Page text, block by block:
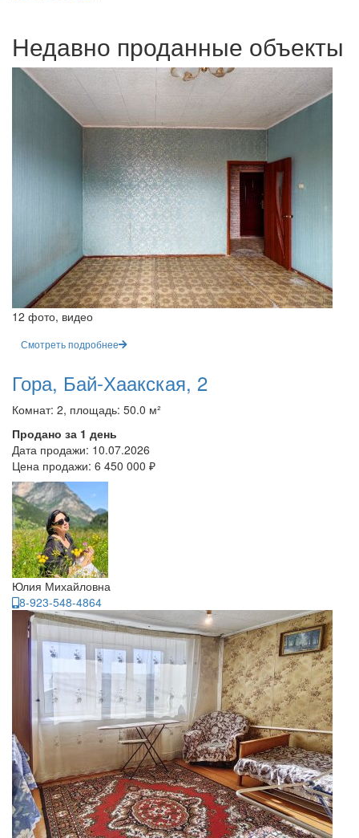
Недавно проданные объекты
12 фото, видео
Смотреть подробнее
Гора, Бай-Хаакская, 2
Комнат: 2, площадь: 50.0 м²
Продано за 1 день
Дата продажи: 10.07.2026
Цена продажи: 6 450 000 ₽
Юлия Михайловна
8-923-548-4864